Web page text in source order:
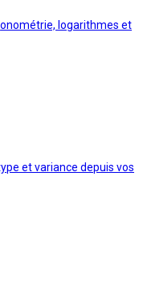
logarithmes et
et variance depuis vos